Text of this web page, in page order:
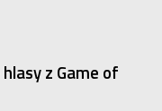
z Game of